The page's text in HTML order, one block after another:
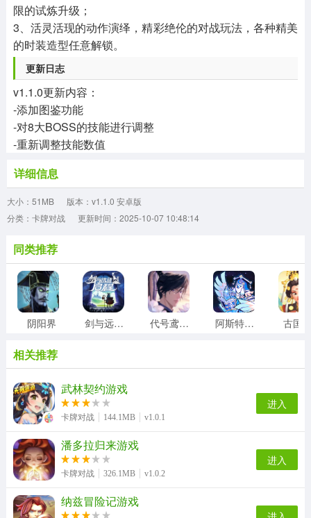
限的试炼升级；
3、活灵活现的动作演绎，精彩绝伦的对战玩法，各种精美
的时装造型任意解锁。
更新日志
v1.1.0更新内容：
-添加图鉴功能
-对8大BOSS的技能进行调整
-重新调整技能数值
详细信息
大小：51MB
版本：v1.1.0 安卓版
分类：卡牌对战
更新时间：2025-10-07 10:48:14
同类推荐
阴阳界 剑与远征2启程 代号鸢台服 阿斯特赖亚六面神谕 古国
相关推荐
武林契约游戏
卡牌对战 144.1MB v1.0.1
进入
潘多拉归来游戏
卡牌对战 326.1MB v1.0.2
进入
纳兹冒险记游戏